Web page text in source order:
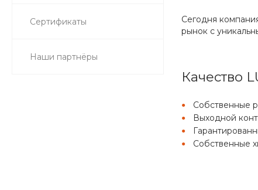
Сертификаты
Наши партнёры
Сегодня
рынок с
Качество
Собственные
Выходной
Собственные